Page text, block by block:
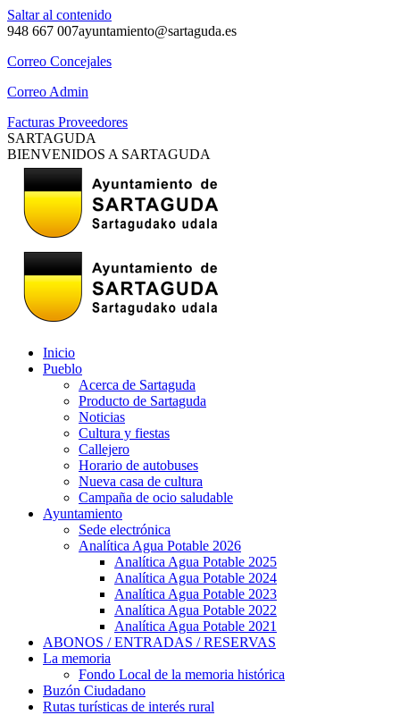
Saltar al contenido
948 667 007ayuntamiento@sartaguda.es
Correo Concejales
Correo Admin
Facturas Proveedores
SARTAGUDA
BIENVENIDOS A SARTAGUDA
Inicio
Pueblo
Acerca de Sartaguda
Producto de Sartaguda
Noticias
Cultura y fiestas
Callejero
Horario de autobuses
Nueva casa de cultura
Campaña de ocio saludable
Ayuntamiento
Sede electrónica
Analítica Agua Potable 2026
Analítica Agua Potable 2025
Analítica Agua Potable 2024
Analítica Agua Potable 2023
Analítica Agua Potable 2022
Analítica Agua Potable 2021
ABONOS / ENTRADAS / RESERVAS
La memoria
Fondo Local de la memoria histórica
Buzón Ciudadano
Rutas turísticas de interés rural